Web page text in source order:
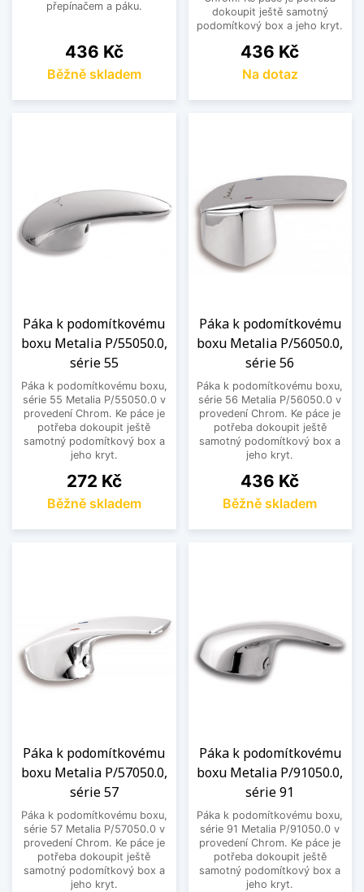
přepínačem a páku.
Cena
436 Kč
Běžně skladem
dokoupit ještě samotný
podomítkový box a jeho kryt.
Cena
436 Kč
Na dotaz
Páka k podomítkovému
boxu Metalia P/55050.0,
série 55
Páka k podomítkovému boxu,
série 55 Metalia P/55050.0 v
provedení Chrom. Ke páce je
potřeba dokoupit ještě
samotný podomítkový box a
jeho kryt.
Cena
272 Kč
Běžně skladem
Páka k podomítkovému
boxu Metalia P/56050.0,
série 56
Páka k podomítkovému boxu,
série 56 Metalia P/56050.0 v
provedení Chrom. Ke páce je
potřeba dokoupit ještě
samotný podomítkový box a
jeho kryt.
Cena
436 Kč
Běžně skladem
Páka k podomítkovému
boxu Metalia P/57050.0,
série 57
Páka k podomítkovému boxu,
série 57 Metalia P/57050.0 v
provedení Chrom. Ke páce je
potřeba dokoupit ještě
samotný podomítkový box a
jeho kryt.
Páka k podomítkovému
boxu Metalia P/91050.0,
série 91
Páka k podomítkovému boxu,
série 91 Metalia P/91050.0 v
provedení Chrom. Ke páce je
potřeba dokoupit ještě
samotný podomítkový box a
jeho kryt.